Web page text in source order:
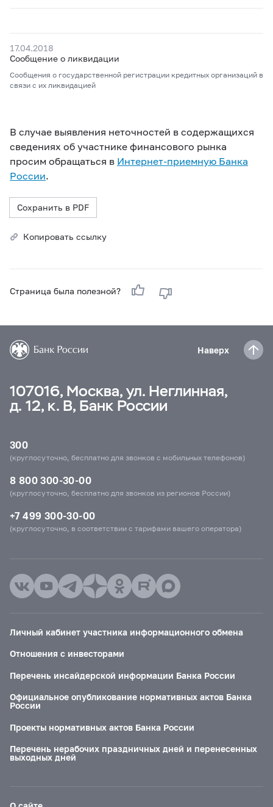
17.04.2018
Сообщение о ликвидации
Сообщения о государственной регистрации кредитных организаций в
связи с их ликвидацией
В случае выявления неточностей в содержащихся
сведениях об участнике финансового рынка
просим обращаться в Интернет-приемную Банка
России.
Сохранить в PDF
Копировать ссылку
Страница была полезной?
Наверх
107016, Москва, ул. Неглинная,
д. 12, к. В, Банк России
300
(круглосуточно, бесплатно для звонков с мобильных телефонов)
8 800 300-30-00
(круглосуточно, бесплатно для звонков из регионов России)
+7 499 300-30-00
(круглосуточно, в соответствии с тарифами вашего оператора)
Личный кабинет участника информационного обмена
Отношения с инвесторами
Перечень инсайдерской информации Банка России
Официальное опубликование нормативных актов Банка
России
Проекты нормативных актов Банка России
Перечень нерабочих праздничных дней и перенесенных
выходных дней